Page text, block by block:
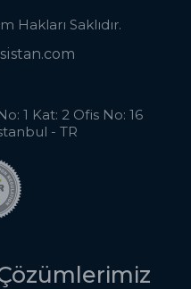
Hakları Saklıdır.
1 Kat: 2 Ofis No: 16
- TR